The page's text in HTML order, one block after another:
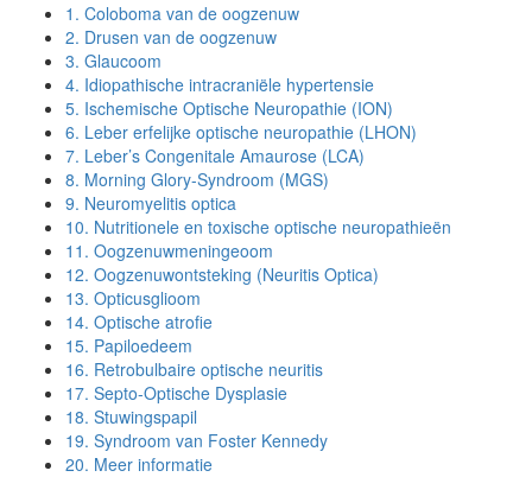
1. Coloboma van de oogzenuw
2. Drusen van de oogzenuw
3. Glaucoom
4. Idiopathische intracraniële hypertensie
5. Ischemische Optische Neuropathie (ION)
6. Leber erfelijke optische neuropathie (LHON)
7. Leber’s Congenitale Amaurose (LCA)
8. Morning Glory-Syndroom (MGS)
9. Neuromyelitis optica
10. Nutritionele en toxische optische neuropathieën
11. Oogzenuwmeningeoom
12. Oogzenuwontsteking (Neuritis Optica)
13. Opticusglioom
14. Optische atrofie
15. Papiloedeem
16. Retrobulbaire optische neuritis
17. Septo-Optische Dysplasie
18. Stuwingspapil
19. Syndroom van Foster Kennedy
20. Meer informatie